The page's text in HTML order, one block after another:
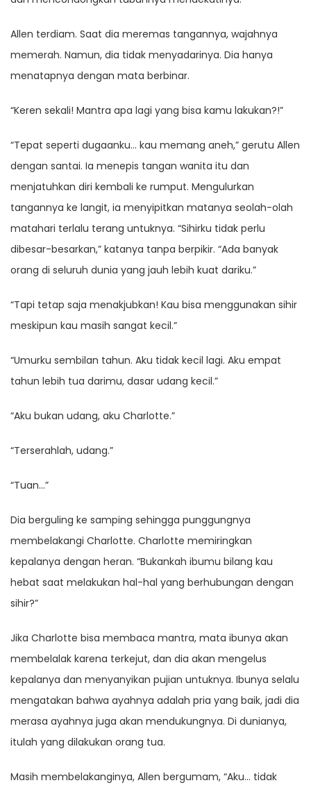
Allen terdiam. Saat dia meremas tangannya, wajahnya
memerah. Namun, dia tidak menyadarinya. Dia hanya
menatapnya dengan mata berbinar.
“Keren sekali! Mantra apa lagi yang bisa kamu lakukan?!”
“Tepat seperti dugaanku… kau memang aneh,” gerutu Allen
dengan santai. Ia menepis tangan wanita itu dan
menjatuhkan diri kembali ke rumput. Mengulurkan
tangannya ke langit, ia menyipitkan matanya seolah-olah
matahari terlalu terang untuknya. “Sihirku tidak perlu
dibesar-besarkan,” katanya tanpa berpikir. “Ada banyak
orang di seluruh dunia yang jauh lebih kuat dariku.”
“Tapi tetap saja menakjubkan! Kau bisa menggunakan sihir
meskipun kau masih sangat kecil.”
“Umurku sembilan tahun. Aku tidak kecil lagi. Aku empat
tahun lebih tua darimu, dasar udang kecil.”
“Aku bukan udang, aku Charlotte.”
“Terserahlah, udang.”
“Tuan…”
Dia berguling ke samping sehingga punggungnya
membelakangi Charlotte. Charlotte memiringkan
kepalanya dengan heran. “Bukankah ibumu bilang kau
hebat saat melakukan hal-hal yang berhubungan dengan
sihir?”
Jika Charlotte bisa membaca mantra, mata ibunya akan
membelalak karena terkejut, dan dia akan mengelus
kepalanya dan menyanyikan pujian untuknya. Ibunya selalu
mengatakan bahwa ayahnya adalah pria yang baik, jadi dia
merasa ayahnya juga akan mendukungnya. Di dunianya,
itulah yang dilakukan orang tua.
Masih membelakanginya, Allen bergumam, “Aku… tidak